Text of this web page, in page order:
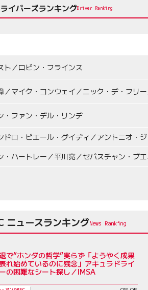
イバーズランキングDriver Ranking
ト／ロビン・フラインス
／マイク・コンウェイ／ニック・デ・フリ
・ファン・デル・リンデ
ドロ・ピエール・グイディ／アントニオ・
・ハートレー／平川亮／セバスチャン・ブ
ニュースランキング
で“ホンダの哲学”実らず「ようやく成果
れ始めているのに残念」アキュラドライ
の困難なシート探し／IMSA